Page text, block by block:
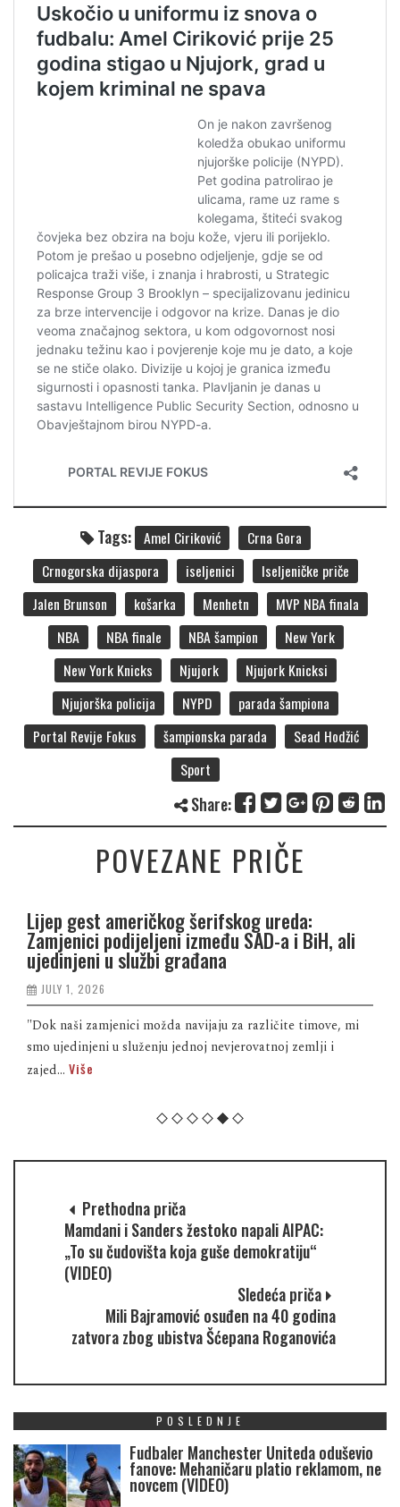
Tags: Amel Ciriković
Crna Gora
Crnogorska dijaspora
iseljenici
Iseljeničke priče
Jalen Brunson
košarka Menhetn
MVP NBA finala
NBA
NBA finale NBA šampion
New York
New York Knicks
Njujork
Njujork Knicksi
Njujorška policija
NYPD
parada šampiona
Portal Revije Fokus
šampionska parada
Sead Hodžić
Sport
Share:
POVEZANE PRIČE
Lijep gest američkog šerifskog ureda:
Zamjenici podijeljeni između SAD-a i BiH, ali
ujedinjeni u službi građana
JULY 1, 2026
"Dok naši zamjenici možda navijaju za različite timove, mi
smo ujedinjeni u služenju jednoj nevjerovatnoj zemlji i
zajed... Više
Prethodna priča
Mamdani i Sanders žestoko napali AIPAC:
„To su čudovišta koja guše demokratiju“
(VIDEO)
Sledeća priča
Mili Bajramović osuđen na 40 godina
zatvora zbog ubistva Šćepana Roganovića
POSLEDNJE
Fudbaler Manchester Uniteda oduševio
fanove: Mehaničaru platio reklamom, ne
novcem (VIDEO)